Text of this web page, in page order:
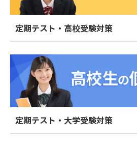
定期テスト・高校受験対策
定期テスト・大学受験対策